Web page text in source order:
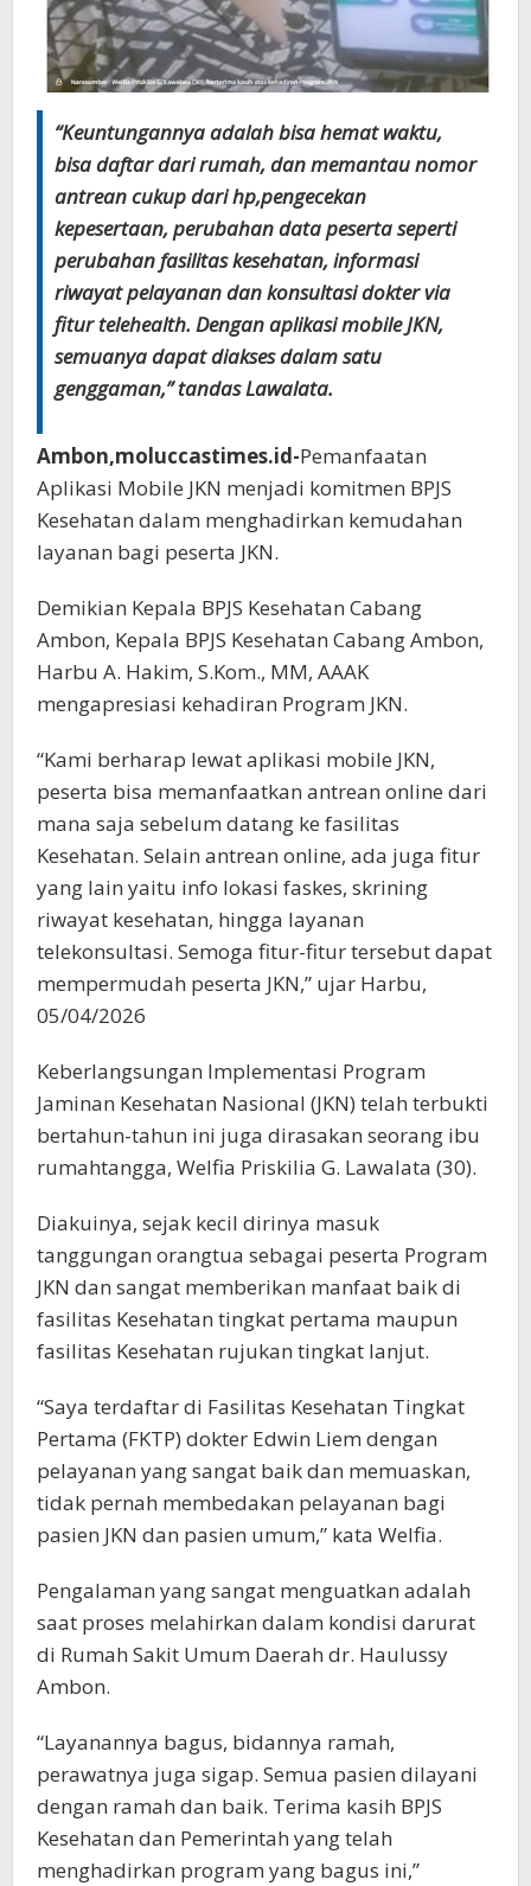
“Keuntungannya adalah bisa hemat waktu,
bisa daftar dari rumah, dan memantau nomor
antrean cukup dari hp,pengecekan
kepesertaan, perubahan data peserta seperti
perubahan fasilitas kesehatan, informasi
riwayat pelayanan dan konsultasi dokter via
fitur telehealth. Dengan aplikasi mobile JKN,
semuanya dapat diakses dalam satu
genggaman,” tandas Lawalata.
Ambon,moluccastimes.id-Pemanfaatan
Aplikasi Mobile JKN menjadi komitmen BPJS
Kesehatan dalam menghadirkan kemudahan
layanan bagi peserta JKN.
Demikian Kepala BPJS Kesehatan Cabang
Ambon, Kepala BPJS Kesehatan Cabang Ambon,
Harbu A. Hakim, S.Kom., MM, AAAK
mengapresiasi kehadiran Program JKN.
“Kami berharap lewat aplikasi mobile JKN,
peserta bisa memanfaatkan antrean online dari
mana saja sebelum datang ke fasilitas
Kesehatan. Selain antrean online, ada juga fitur
yang lain yaitu info lokasi faskes, skrining
riwayat kesehatan, hingga layanan
telekonsultasi. Semoga fitur-fitur tersebut dapat
mempermudah peserta JKN,” ujar Harbu,
05/04/2026
Keberlangsungan Implementasi Program
Jaminan Kesehatan Nasional (JKN) telah terbukti
bertahun-tahun ini juga dirasakan seorang ibu
rumahtangga, Welfia Priskilia G. Lawalata (30).
Diakuinya, sejak kecil dirinya masuk
tanggungan orangtua sebagai peserta Program
JKN dan sangat memberikan manfaat baik di
fasilitas Kesehatan tingkat pertama maupun
fasilitas Kesehatan rujukan tingkat lanjut.
“Saya terdaftar di Fasilitas Kesehatan Tingkat
Pertama (FKTP) dokter Edwin Liem dengan
pelayanan yang sangat baik dan memuaskan,
tidak pernah membedakan pelayanan bagi
pasien JKN dan pasien umum,” kata Welfia.
Pengalaman yang sangat menguatkan adalah
saat proses melahirkan dalam kondisi darurat
di Rumah Sakit Umum Daerah dr. Haulussy
Ambon.
“Layanannya bagus, bidannya ramah,
perawatnya juga sigap. Semua pasien dilayani
dengan ramah dan baik. Terima kasih BPJS
Kesehatan dan Pemerintah yang telah
menghadirkan program yang bagus ini,”